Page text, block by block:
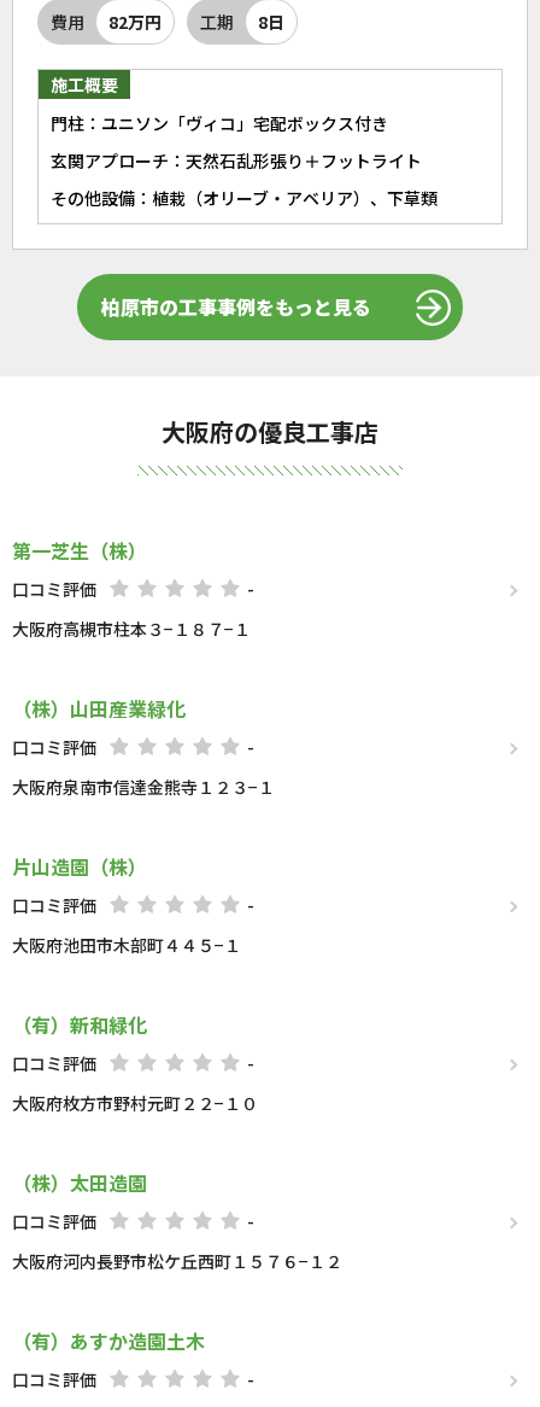
費用 82万円 工期 8日
施工概要
門柱：ユニソン「ヴィコ」宅配ボックス付き
玄関アプローチ：天然石乱形張り＋フットライト
その他設備：植栽（オリーブ・アベリア）、下草類
柏原市の工事事例をもっと見る
大阪府の優良工事店
第一芝生（株）
口コミ評価
-
大阪府高槻市柱本３−１８７−１
（株）山田産業緑化
口コミ評価
-
大阪府泉南市信達金熊寺１２３−１
片山造園（株）
口コミ評価
-
大阪府池田市木部町４４５−１
（有）新和緑化
口コミ評価
-
大阪府枚方市野村元町２２−１０
（株）太田造園
口コミ評価
-
大阪府河内長野市松ケ丘西町１５７６−１２
（有）あすか造園土木
口コミ評価 -